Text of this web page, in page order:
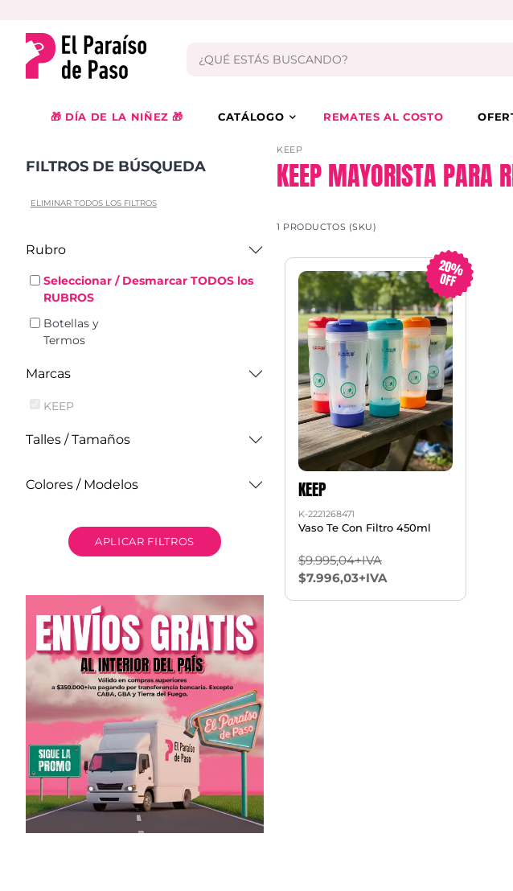
🎁 DÍA DE LA NIÑEZ 🎁 CATÁLOGO REMATES AL COSTO
FILTROS DE BÚSQUEDA
ELIMINAR TODOS LOS FILTROS
Rubro
Seleccionar / Desmarcar TODOS los
RUBROS
Botellas y
Termos
Marcas
KEEP
Talles / Tamaños
Colores / Modelos
APLICAR FILTROS
KEEP
KEEP MAYORISTA PARA
1 PRODUCTOS (SKU)
20%
OFF
KEEP
K-2221268471
Vaso Te Con Filtro 450ml
$9.995,04+IVA
$7.996,03+IVA